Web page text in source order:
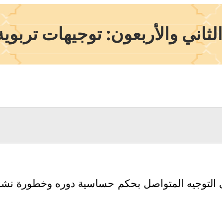
والأربعون: توجيهات
التوجيه المتواصل بحكم حساسية دوره وخطورة